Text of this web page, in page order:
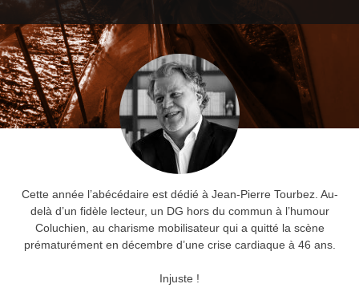
Cette année l’abécédaire est dédié à Jean-Pierre Tourbez. Au-
delà d’un fidèle lecteur, un DG hors du commun à l’humour
Coluchien, au charisme mobilisateur qui a quitté la scène
prématurément en décembre d’une crise cardiaque à 46 ans.
Injuste !